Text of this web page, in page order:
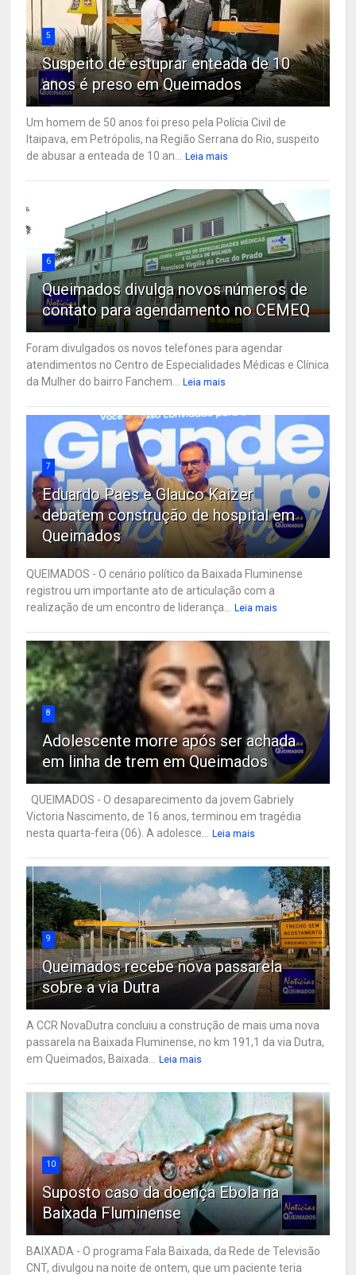
5
Suspeito de estuprar enteada de 10
anos é preso em Queimados
Um homem de 50 anos foi preso pela Polícia Civil de
Itaipava, em Petrópolis, na Região Serrana do Rio, suspeito
de abusar a enteada de 10 an...
Leia mais
6
Queimados divulga novos números de
contato para agendamento no CEMEQ
Foram divulgados os novos telefones para agendar
atendimentos no Centro de Especialidades Médicas e Clínica
da Mulher do bairro Fanchem...
Leia mais
7
Eduardo Paes e Glauco Kaizer
debatem construção de hospital em
Queimados
QUEIMADOS - O cenário político da Baixada Fluminense
registrou um importante ato de articulação com a
realização de um encontro de liderança...
Leia mais
8
Adolescente morre após ser achada
em linha de trem em Queimados
QUEIMADOS - O desaparecimento da jovem Gabriely
Victoria Nascimento, de 16 anos, terminou em tragédia
nesta quarta-feira (06). A adolesce...
Leia mais
9
Queimados recebe nova passarela
sobre a via Dutra
A CCR NovaDutra concluiu a construção de mais uma nova
passarela na Baixada Fluminense, no km 191,1 da via Dutra,
em Queimados, Baixada...
Leia mais
10
Suposto caso da doença Ebola na
Baixada Fluminense
BAIXADA - O programa Fala Baixada, da Rede de Televisão
CNT, divulgou na noite de ontem, que um paciente teria